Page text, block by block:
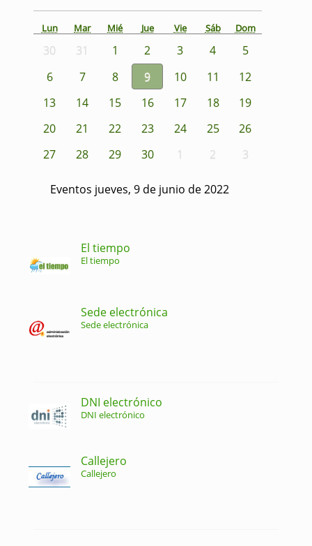
Lun Mar Mié Jue Vie Sáb Dom
30 31 1 2 3 4
5
6
7 8 9 10 11
12
13
14 15 16 17 18
19
20
21 22 23 24 25
26
27
28 29 30 1 2 3
Eventos jueves, 9 de junio de 2022
El tiempo
El tiempo
Sede electrónica
Sede electrónica
DNI electrónico
DNI electrónico
Callejero
Callejero